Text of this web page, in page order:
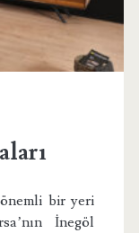
bir yeri
İnegöl